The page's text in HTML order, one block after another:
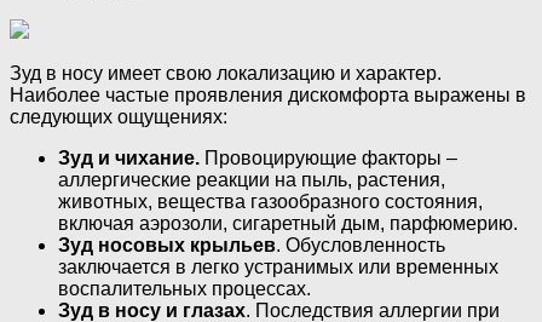
Зуд в носу имеет свою локализацию и характер.
Наиболее частые проявления дискомфорта выражены в
следующих ощущениях:
Зуд и чихание. Провоцирующие факторы –
аллергические реакции на пыль, растения,
животных, вещества газообразного состояния,
включая аэрозоли, сигаретный дым, парфюмерию.
Зуд носовых крыльев. Обусловленность
заключается в легко устранимых или временных
воспалительных процессах.
Зуд в носу и глазах. Последствия аллергии при